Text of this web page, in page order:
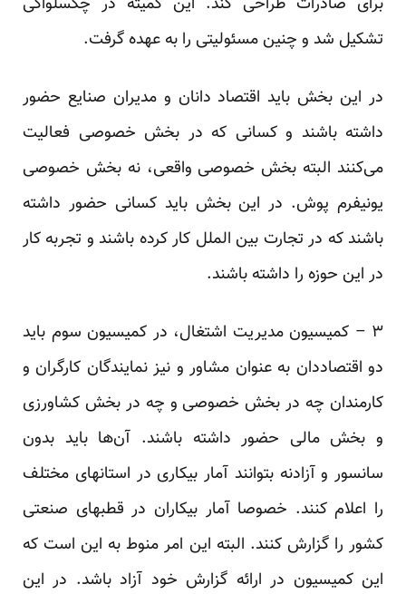
تشکیل شد و چنین مسئولیتی را به عهده گرفت.
در این بخش باید اقتصاد دانان و مدیران صنایع حضور
داشته باشند و کسانی که در بخش خصوصی فعالیت
می‌کنند البته بخش خصوصی واقعی، نه بخش خصوصی
یونیفرم پوش. در این بخش باید کسانی حضور داشته
باشند که در تجارت بین الملل کار کرده باشند و تجربه کار
در این حوزه را داشته باشند.
۳ – کمیسیون مدیریت اشتغال، در کمیسیون سوم باید
دو اقتصاد‌دان به عنوان مشاور و نیز نمایندگان کارگران و
کارمندان چه در بخش خصوصی و چه در بخش کشاورزی
و بخش مالی حضور داشته باشند. آن‌ها باید بدون
سانسور و آزادنه بتوانند آمار بیکاری در استانهای مختلف
را اعلام کنند. خصوصا آمار بیکاران در قطبهای صنعتی
کشور را گزارش کنند. البته این امر منوط به این است که
این کمیسیون در ارائه گزارش خود آزاد باشد. در این